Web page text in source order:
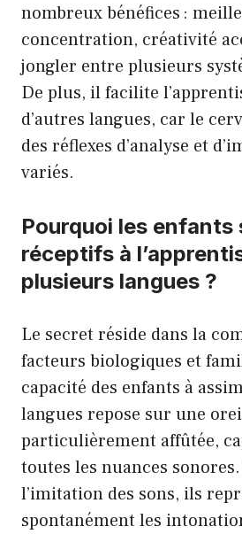
nombreux bénéfices :
concentration, créativité
jongler entre plusieurs
De plus, il facilite
d’autres langues, car le
des réflexes d’analyse et
variés.
Pourquoi les
réceptifs à
plusieurs langues ?
Le secret réside dans la
facteurs biologiques et
capacité des enfants à
langues repose sur une
particulièrement affûtée,
toutes les nuances
l’imitation des sons, ils
spontanément les